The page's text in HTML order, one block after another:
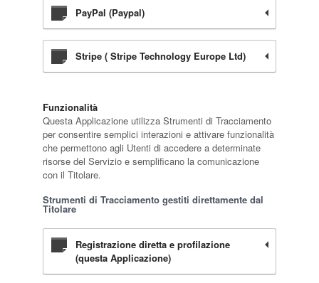
PayPal (Paypal)
Stripe ( Stripe Technology Europe Ltd)
Funzionalità
Questa Applicazione utilizza Strumenti di Tracciamento
per consentire semplici interazioni e attivare funzionalità
che permettono agli Utenti di accedere a determinate
risorse del Servizio e semplificano la comunicazione
con il Titolare.
Strumenti di Tracciamento gestiti direttamente dal
Titolare
Registrazione diretta e profilazione
(questa Applicazione)